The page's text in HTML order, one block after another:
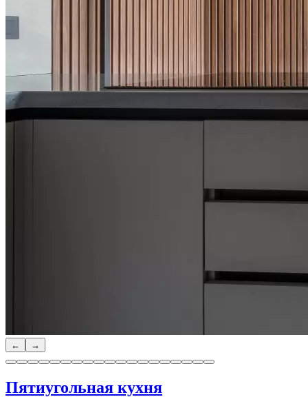
← →
Пятиугольная кухня